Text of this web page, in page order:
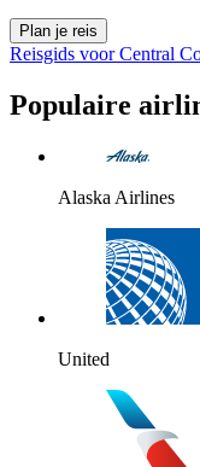
Plan je reis
Reisgids voor Central
Populaire
Alaska Airlines
United